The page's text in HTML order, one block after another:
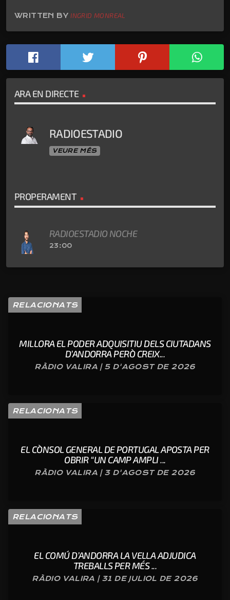
WRITTEN BY INGRID MONREAL
ARA EN DIRECTE
RADIOESTADIO
VEURE MÉS
PROPERAMENT
RADIOESTADIO NOCHE
23:00
RELACIONATS
MILLORA EL PODER ADQUISITIU DELS CIUTADANS
D’ANDORRA PERÒ CREIX...
RÀDIO VALIRA | 5 D'AGOST DE 2026
RELACIONATS
EL CÒNSOL GENERAL DE PORTUGAL APOSTA PER
OBRIR “UN CAMP AMPLI ...
RÀDIO VALIRA | 3 D'AGOST DE 2026
RELACIONATS
EL COMÚ D’ANDORRA LA VELLA ADJUDICA
TREBALLS PER MÉS ...
RÀDIO VALIRA | 31 DE JULIOL DE 2026